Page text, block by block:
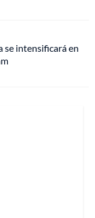
se intensificará en